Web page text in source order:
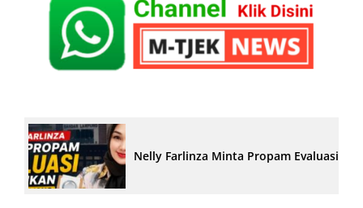
Nelly Farlinza Minta Propam Evaluasi